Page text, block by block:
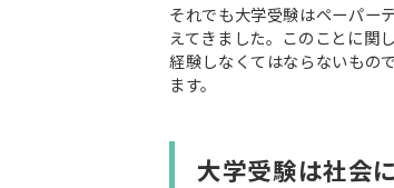
それでも大学受験はペーパー
えてきました。このことに関
経験しなくてはならないもの
ます。
大学受験は社会